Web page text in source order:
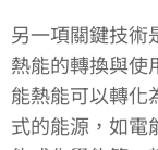
另一項關鍵技術
熱能的轉換與使
能熱能可以轉化
式的能源，如電